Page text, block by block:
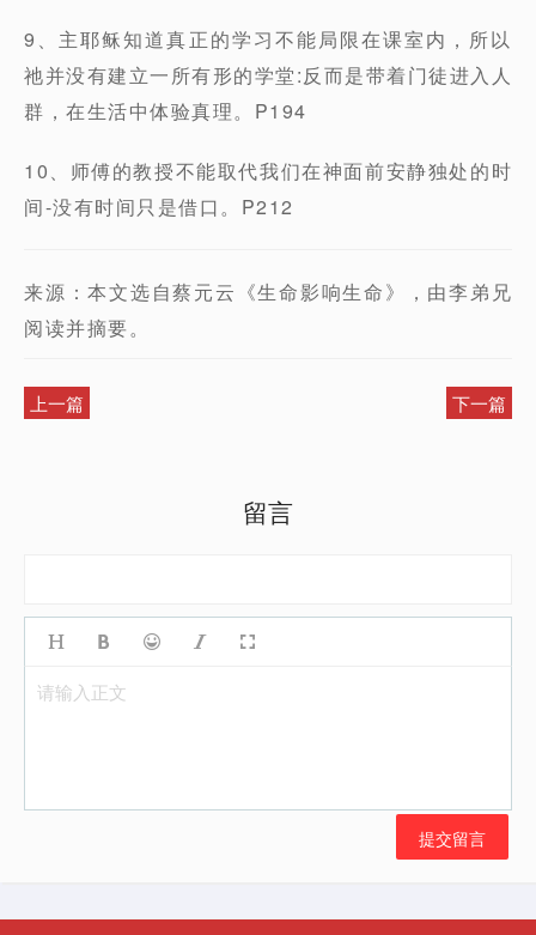
9、主耶稣知道真正的学习不能局限在课室内，所以
祂并没有建立一所有形的学堂:反而是带着门徒进入人
群，在生活中体验真理。P194
10、师傅的教授不能取代我们在神面前安静独处的时
间-没有时间只是借口。P212
来源：本文选自蔡元云《生命影响生命》，由李弟兄
阅读并摘要。
上一篇 下一篇
留言
请输入正文
提交留言